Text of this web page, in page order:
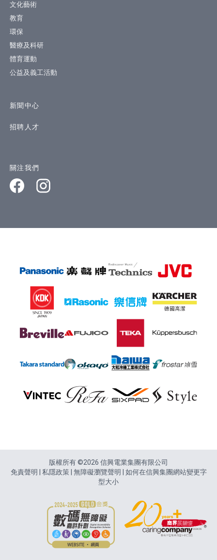
文化藝術
教育
環保
醫療及科研
體育運動
公益及義工活動
新聞中心
招聘人才
關注我們
版權所有 ©2026 信興電業集團有限公司
免責聲明
私隱政策 無障礙瀏覽聲明
如何在信興集團網站變更字
型大小